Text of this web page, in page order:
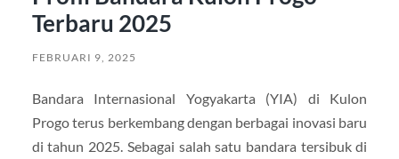
Terbaru 2025
FEBRUARI 9, 2025
Bandara Internasional Yogyakarta (YIA) di Kulon
Progo terus berkembang dengan berbagai inovasi baru
di tahun 2025. Sebagai salah satu bandara tersibuk di